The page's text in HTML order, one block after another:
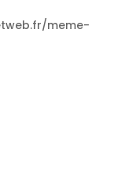
meme-